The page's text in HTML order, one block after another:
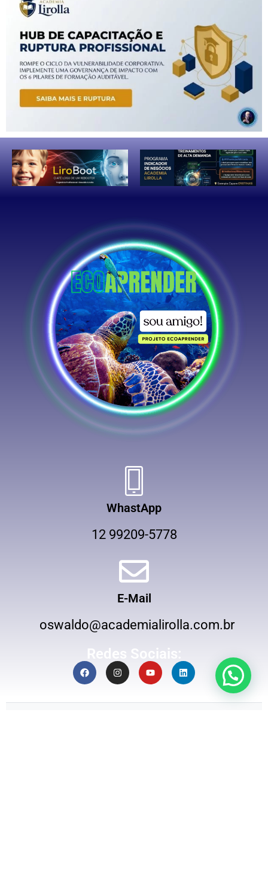
WhastApp
12 99209-5778
E-Mail
oswaldo@academialirolla.com.br
Redes Sociais: